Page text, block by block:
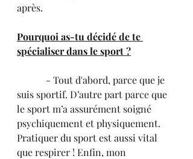
après.
Pourquoi as-tu décidé de te
spécialiser dans le sport ?
suis sportif. D’autre part parce que
le sport m’a assurément soigné
psychiquement et physiquement.
Pratiquer du sport est aussi vital
que respirer ! Enfin, mon